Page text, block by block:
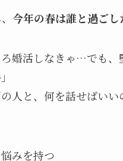
今年の春は誰と過ごし
ろ婚活しなきゃ…でも
の人と、何を話せばい
みを持つ